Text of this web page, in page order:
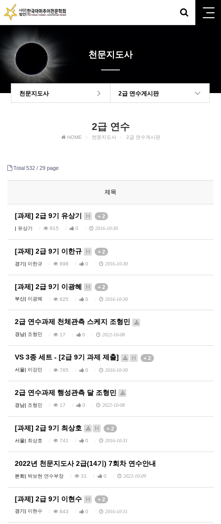
천문지도사
천문지도사 2급 연수게시판
2급 연수
HOME 천문지도사 2급 연수게시판
Total 532 / 29 page
제목
[과제] 2급 9기 유상기 H + 2
| 유상기 815 0 2016-10-30
[과제] 2급 9기 이한규 H + 2
경기| 이한규 898 0 2016-10-30
[과제] 2급 9기 이광혜 H + 2
부산| 이광혜 625 0 2016-10-30
2급 연수과제 천체관측 스케지 조형민
경남| 조형민 17 0 2022-10-08
VS 3종 세트 - [2급 9기 과제 제출] H + 2
서울| 이강민 765 0 2016-10-30
2급 연수과제 행성관측 달 조형민
경남| 조형민 17 0 2022-10-08
[과제] 2급 9기 최상호 H + 2
서울| 최상호 741 0 2016-10-31
2022년 천문지도사 2급(14기) 7회차 연수안내
본회| 박보현 연수부장 31 0 2022-10-09
[과제] 2급 9기 이현수 H + 2
경기| 이현수 843 0 2016-10-31